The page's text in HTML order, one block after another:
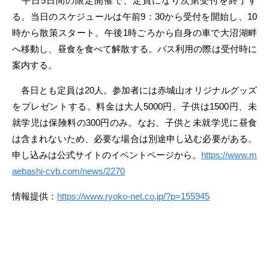
る。当日のスケジュールは午前9：30から受付を開始し、10
時から散策スタート。午後1時ごろから自身の車で大沼湖畔
へ移動し、昼食を食べて解散する。バス利用の際は受付時に
案内する。
各日とも定員は20人。参加者には赤城山オリジナルグッズ
をプレゼントする。料金は大人5000円、子供は1500円、未
就学児は保険料の300円のみ。なお、子供と未就学児に昼食
は含まれないため、必要な場合は別途申し込む必要がある。
申し込みは公式サイトのイベントページから。 https://www.m
aebashi-cvb.com/news/2270
情報提供： https://www.ryoko-net.co.jp/?p=155945